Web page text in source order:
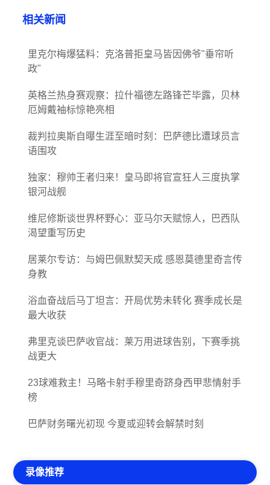
相关新闻
里克尔梅爆猛料：克洛普拒皇马皆因佛爷"垂帘听
政"
英格兰热身赛观察：拉什福德左路锋芒毕露，贝林
厄姆戴袖标惊艳亮相
裁判拉奥斯自曝生涯至暗时刻：巴萨德比遭球员言
语围攻
独家：穆帅王者归来！皇马即将官宣狂人三度执掌
银河战舰
维尼修斯谈世界杯野心：亚马尔天赋惊人，巴西队
渴望重写历史
居莱尔专访：与姆巴佩默契天成 感恩莫德里奇言传
身教
浴血奋战后马丁坦言：开局优势未转化 赛季成长是
最大收获
弗里克谈巴萨收官战：莱万用进球告别，下赛季挑
战更大
23球难救主！马略卡射手穆里奇跻身西甲悲情射手
榜
巴萨财务曙光初现 今夏或迎转会解禁时刻
录像推荐